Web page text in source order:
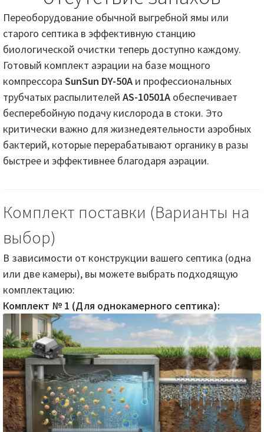
Переоборудование обычной выгребной ямы или
старого септика в эффективную станцию
биологической очистки теперь доступно каждому.
Готовый комплект аэрации на базе мощного
компрессора SunSun DY-50А и профессиональных
трубчатых распылителей AS-10501A обеспечивает
бесперебойную подачу кислорода в стоки. Это
критически важно для жизнедеятельности аэробных
бактерий, которые перерабатывают органику в разы
быстрее и эффективнее благодаря аэрации.
Комплект поставки (Варианты на
выбор)
В зависимости от конструкции вашего септика (одна
или две камеры), вы можете выбрать подходящую
комплектацию:
Комплект № 1 (Для однокамерного септика):